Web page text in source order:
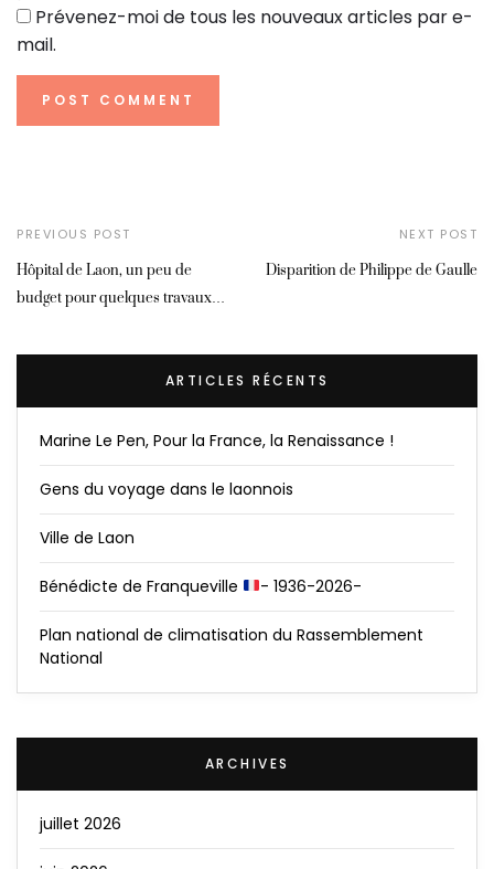
Prévenez-moi de tous les nouveaux articles par e-
mail.
PREVIOUS POST
Hôpital de Laon, un peu de
budget pour quelques travaux…
NEXT POST
Disparition de Philippe de Gaulle
ARTICLES RÉCENTS
Marine Le Pen, Pour la France, la Renaissance !
Gens du voyage dans le laonnois
Ville de Laon
Bénédicte de Franqueville - 1936-2026-
Plan national de climatisation du Rassemblement
National
ARCHIVES
juillet 2026